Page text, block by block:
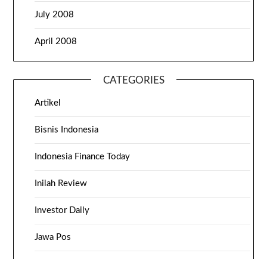
July 2008
April 2008
CATEGORIES
Artikel
Bisnis Indonesia
Indonesia Finance Today
Inilah Review
Investor Daily
Jawa Pos